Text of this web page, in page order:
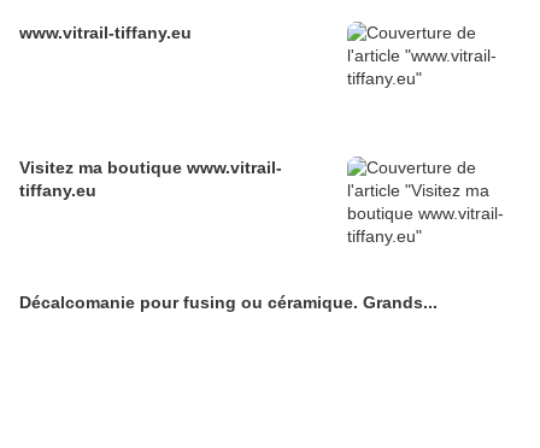
www.vitrail-tiffany.eu
Visitez ma boutique www.vitrail-
tiffany.eu
Décalcomanie pour fusing ou céramique. Grands...